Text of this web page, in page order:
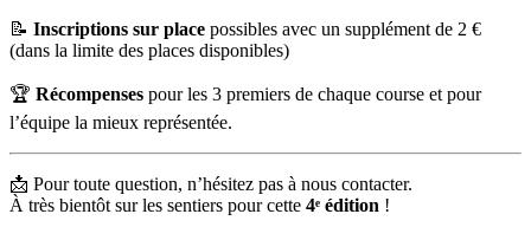
📝 Inscriptions sur place possibles avec un supplément de 2 €
(dans la limite des places disponibles)
🏆 Récompenses pour les 3 premiers de chaque course et pour
l’équipe la mieux représentée.
📩 Pour toute question, n’hésitez pas à nous contacter.
À très bientôt sur les sentiers pour cette 4ᵉ édition !